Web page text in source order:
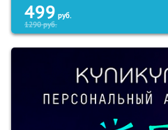
499 руб.
1290руб.